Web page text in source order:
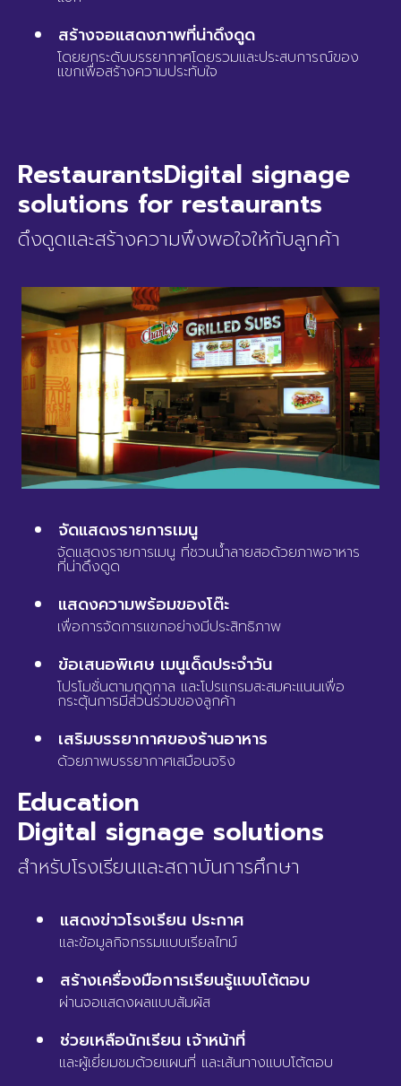
สร้างจอแสดงภาพที่น่าดึงดูด
โดยยกระดับบรรยากาศโดยรวมและประสบการณ์ของ
แขกเพื่อสร้างความประทับใจ
RestaurantsDigital signage
solutions for restaurants
ดึงดูดและสร้างความพึงพอใจให้กับลูกค้า
จัดแสดงรายการเมนู
จัดแสดงรายการเมนู ที่ชวนน้ำลายสอด้วยภาพอาหาร
ที่น่าดึงดูด
แสดงความพร้อมของโต๊ะ
เพื่อการจัดการแขกอย่างมีประสิทธิภาพ
ข้อเสนอพิเศษ เมนูเด็ดประจำวัน
โปรโมชั่นตามฤดูกาล และโปรแกรมสะสมคะแนนเพื่อ
กระตุ้นการมีส่วนร่วมของลูกค้า
เสริมบรรยากาศของร้านอาหาร
ด้วยภาพบรรยากาศเสมือนจริง
Education
Digital signage solutions
สำหรับโรงเรียนและสถาบันการศึกษา
แสดงข่าวโรงเรียน ประกาศ
และข้อมูลกิจกรรมแบบเรียลไทม์
สร้างเครื่องมือการเรียนรู้แบบโต้ตอบ
ผ่านจอแสดงผลแบบสัมผัส
ช่วยเหลือนักเรียน เจ้าหน้าที่
และผู้เยี่ยมชมด้วยแผนที่ และเส้นทางแบบโต้ตอบ